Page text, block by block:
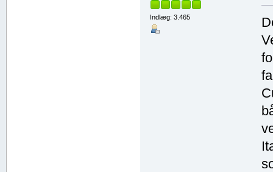
Indlæg: 3.465